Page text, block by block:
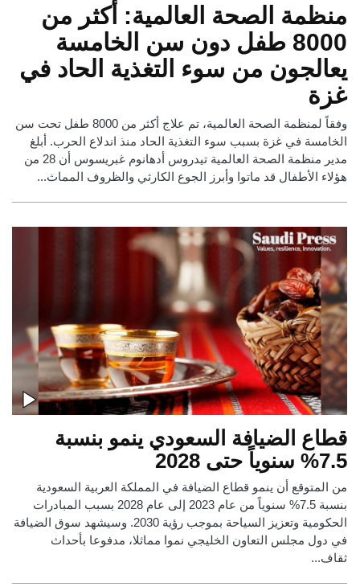
منظمة الصحة العالمية: أكثر من
8000 طفل دون سن الخامسة
يعالجون من سوء التغذية الحاد في
غزة
وفقاً لمنظمة الصحة العالمية، تم علاج أكثر من 8000 طفل تحت سن
الخامسة في غزة بسبب سوء التغذية الحاد منذ اندلاع الحرب. أبلغ
مدير منظمة الصحة العالمية تيدروس أدهانوم غبريسوس أن 28 من
هؤلاء الأطفال قد ماتوا وأبرز الجوع الكارثي والظروف المماث...
قطاع الضيافة السعودي ينمو بنسبة
7.5% سنوياً حتى 2028
من المتوقع أن ينمو قطاع الضيافة في المملكة العربية السعودية
بنسبة 7.5% سنوياً من عام 2023 إلى عام 2028 بسبب المبادرات
الحكومية وتعزيز السياحة بموجب رؤية 2030. وسيشهد سوق الضيافة
في دول مجلس التعاون الخليجي نموا مماثلا، مدفوعا بأحداث
ثقاف...